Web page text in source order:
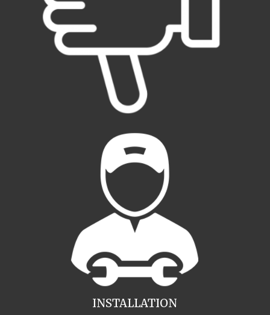
INSTALLATION